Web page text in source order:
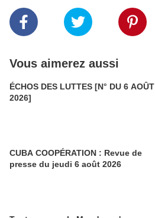
Vous aimerez aussi
ÉCHOS DES LUTTES [N° DU 6 AOÛT
2026]
CUBA COOPÉRATION : Revue de
presse du jeudi 6 août 2026